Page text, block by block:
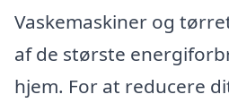
Vaskemaskiner og
af de største
hjem. For at reducere